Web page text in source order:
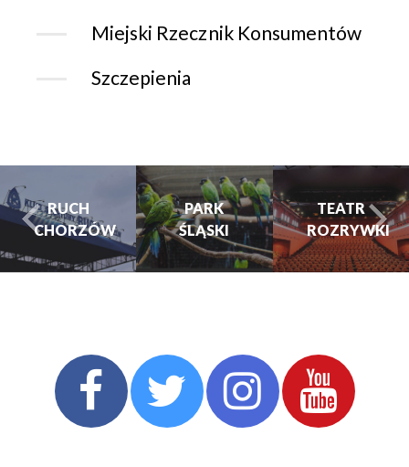
Miejski Rzecznik Konsumentów
Szczepienia
RUCH
PARK
ŚLĄSKI
TEATR
ROZRYWKI
PARK
ŚLĄSKI
CHORZOWSKIE
CENTRUM
KULTURY
turysta.Previous